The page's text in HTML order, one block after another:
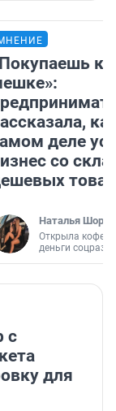
деле
со
Наталья
Открыла
деньги
с
для